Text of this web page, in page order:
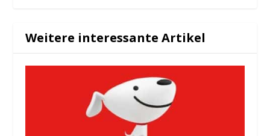
Weitere interessante Artikel